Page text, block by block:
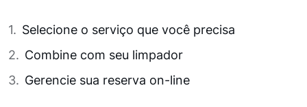
Selecione o serviço que você precisa
Combine com seu limpador
Gerencie sua reserva on-line